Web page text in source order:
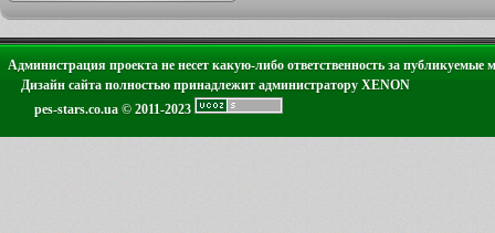
Администрация проекта не несет какую-либо ответственность за публикуемые
Дизайн сайта полностью принадлежит администратору XENON
pes-stars.co.ua © 2011-2023